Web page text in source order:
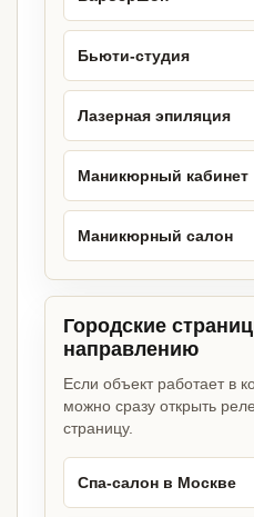
Бьюти-студия
Лазерная эпиляция
Маникюрный кабинет
Маникюрный салон
Городские
направлению
Если объект работает в
можно сразу открыть
страницу.
Спа-салон в Москве